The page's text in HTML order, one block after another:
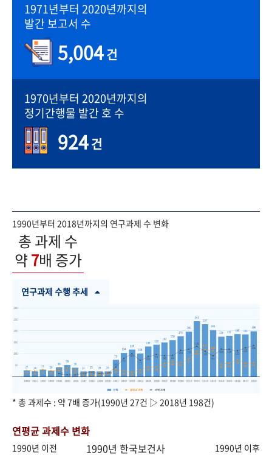
1971년부터 2020년까지의
발간 보고서 수
5,004건
1970년부터 2020년까지의
정기간행물 발간 호 수
924건
1990년부터 2018년까지의 연구과제 수 변화
총 과제 수
약7배 증가
연구과제 수행 추세
* 총 과제수 : 약 7배 증가(1990년 27건 ▷ 2018년 198건)
연평균 과제수 변화
1990년 이전
1990년 한국보건사
1990년 이후